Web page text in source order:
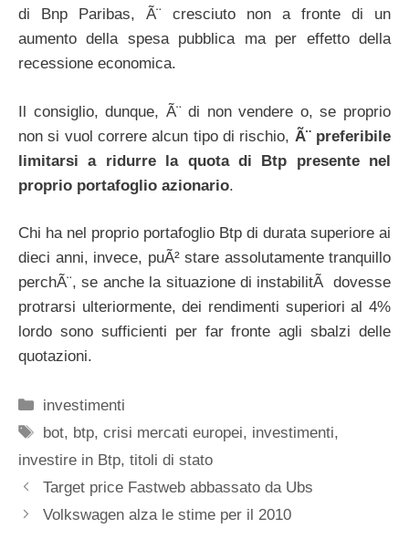
di Bnp Paribas, Ã¨ cresciuto non a fronte di un
aumento della spesa pubblica ma per effetto della
recessione economica.
Il consiglio, dunque, Ã¨ di non vendere o, se proprio
non si vuol correre alcun tipo di rischio, Ã¨ preferibile
limitarsi a ridurre la quota di Btp presente nel
proprio portafoglio azionario.
Chi ha nel proprio portafoglio Btp di durata superiore ai
dieci anni, invece, puÃ² stare assolutamente tranquillo
perchÃ¨, se anche la situazione di instabilitÃ dovesse
protrarsi ulteriormente, dei rendimenti superiori al 4%
lordo sono sufficienti per far fronte agli sbalzi delle
quotazioni.
Categorie
investimenti
Tag
bot, btp,crisi mercati europei, investimenti,
investire in Btp, titoli di stato
Target price Fastweb abbassato da Ubs
Volkswagen alza le stime per il 2010